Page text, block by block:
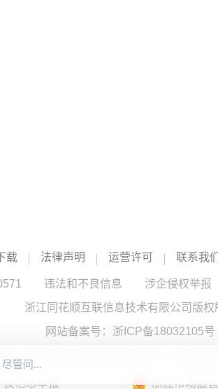
载 法律声明 运营许可 联系我们
违法和不良信息 涉企侵权举报
浙江同花顺互联信息技术有限公司版权
网站备案号： 浙ICP备18032105号
：浙江同花顺云软件有限公司 （中国证
良信息举报 浙江市场监管